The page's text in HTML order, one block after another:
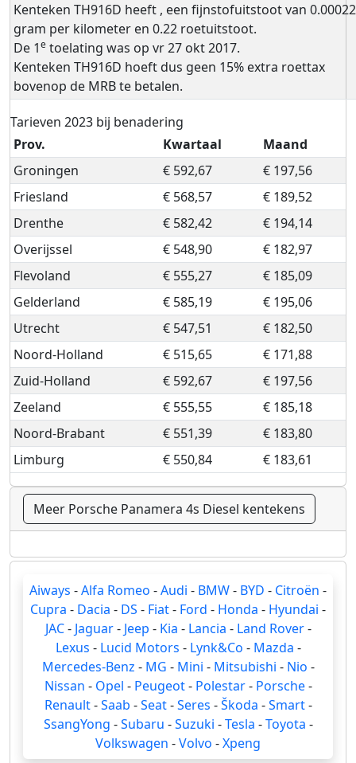
Kenteken TH916D heeft , een fijnstofuitstoot van 0.00022
gram per kilometer en 0.22 roetuitstoot.
De 1e toelating was op vr 27 okt 2017.
Kenteken TH916D hoeft dus geen 15% extra roettax
bovenop de MRB te betalen.
Tarieven 2023 bij benadering
Prov.
Kwartaal
Maand
Groningen
€ 592,67
€ 197,56
Friesland
€ 568,57
€ 189,52
Drenthe
€ 582,42
€ 194,14
Overijssel
€ 548,90
€ 182,97
Flevoland
€ 555,27
€ 185,09
Gelderland
€ 585,19
€ 195,06
Utrecht
€ 547,51
€ 182,50
Noord-Holland
€ 515,65
€ 171,88
Zuid-Holland
€ 592,67
€ 197,56
Zeeland
€ 555,55
€ 185,18
Noord-Brabant
€ 551,39
€ 183,80
Limburg
€ 550,84 € 183,61
Meer Porsche Panamera 4s Diesel kentekens
Aiways -Alfa Romeo -Audi - BMW- BYD - Citroën -
Cupra - Dacia - DS - Fiat- Ford - Honda - Hyundai -
JAC- Jaguar- Jeep - Kia - Lancia - Land Rover-
Lexus - Lucid Motors - Lynk&Co - Mazda -
Mercedes-Benz - MG - Mini - Mitsubishi - Nio -
Nissan - Opel - Peugeot- Polestar- Porsche-
Renault-Saab -Seat-Seres -Škoda -Smart-
SsangYong -Subaru -Suzuki -Tesla -Toyota -
Volkswagen -Volvo -Xpeng